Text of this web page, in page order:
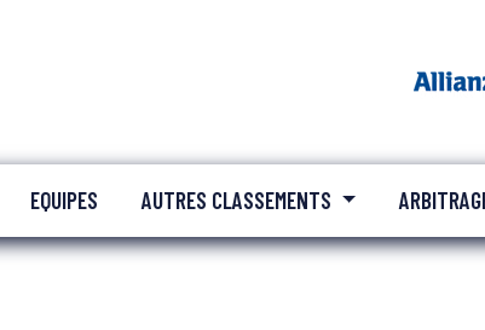
EQUIPES AUTRES CLASSEMENTS